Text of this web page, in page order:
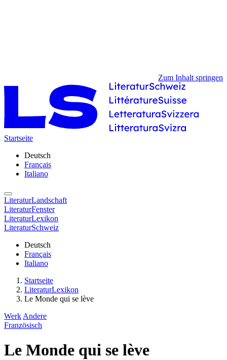
Zum Inhalt springen
Startseite
Deutsch
Français
Italiano
LiteraturLandschaft
LiteraturFenster
LiteraturLexikon
LiteraturSchweiz
Deutsch
Français
Italiano
Startseite
LiteraturLexikon
Le Monde qui se lève
Werk Andere
Französisch
Le Monde qui se lève